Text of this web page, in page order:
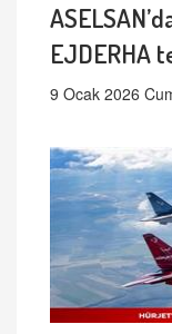
EJDERHA
9 Ocak 2026